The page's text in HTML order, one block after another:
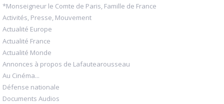
*Monseigneur le Comte de Paris, Famille de France
Activités, Presse, Mouvement
Actualité Europe
Actualité France
Actualité Monde
Annonces à propos de Lafautearousseau
Au Cinéma...
Défense nationale
Documents Audios